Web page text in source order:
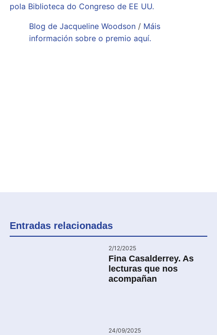
pola Biblioteca do Congreso de EE UU.
Blog de Jacqueline Woodson / Máis
información sobre o premio aquí.
Entradas relacionadas
2/12/2025
Fina Casalderrey. As
lecturas que nos
acompañan
24/09/2025